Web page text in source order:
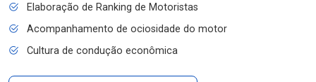
Elaboração de Ranking de Motoristas
Acompanhamento de ociosidade do motor
Cultura de condução econômica